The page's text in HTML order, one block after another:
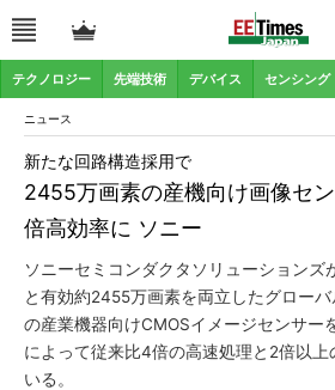
テクノロジー 先端技術 デバイス センシング
ニュース
2455万画素の産機向け画像セ
倍高効率に ソニー
新たな回路構造採用で
ソニーセミコンダクタソリューション
と有効約2455万画素を両立したグロー
の産業機器向けCMOSイメージセンサー
によって従来比4倍の高速処理と2倍以上
いる。